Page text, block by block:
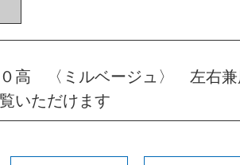
高 〈ミルベージュ〉 左右
いただけます